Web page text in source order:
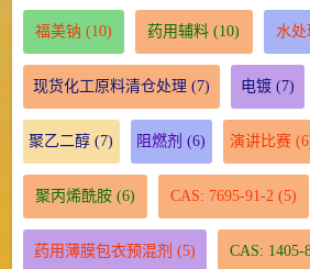
福美钠 (10) 药用辅料 (10) 水处
现货化工原料清仓处理 (7) 电镀 (7)
聚乙二醇 (7) 阻燃剂 (6) 演讲比赛
聚丙烯酰胺(6) CAS: 7695-91-2 (5)
药用薄膜包衣预混剂 (5) CAS: 1405-